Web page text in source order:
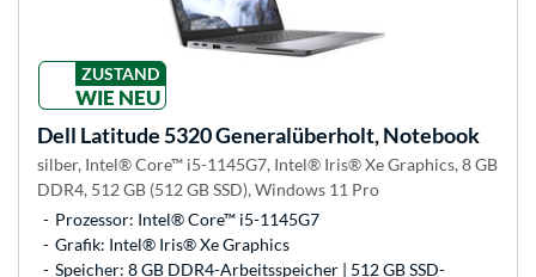
ZUSTAND
WIE NEU
Dell Latitude 5320 Generalüberholt, Notebook
silber, Intel® Core™ i5-1145G7, Intel® Iris® Xe Graphics, 8 GB
DDR4, 512 GB (512 GB SSD), Windows 11 Pro
Prozessor: Intel® Core™ i5-1145G7
Grafik: Intel® Iris® Xe Graphics
Speicher: 8 GB DDR4-Arbeitsspeicher | 512 GB SSD-